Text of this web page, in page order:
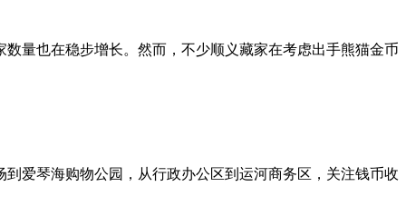
量也在稳步增长。然而，不少顺义藏家在考虑出手熊猫金币
爱琴海购物公园，从行政办公区到运河商务区，关注钱币收